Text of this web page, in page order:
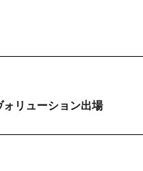
ォリューション出場